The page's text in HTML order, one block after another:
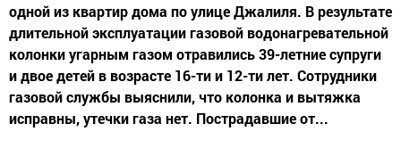
одной из квартир дома по улице Джалиля. В результате
длительной эксплуатации газовой водонагревательной
колонки угарным газом отравились 39-летние супруги
и двое детей в возрасте 16-ти и 12-ти лет. Сотрудники
газовой службы выяснили, что колонка и вытяжка
исправны, утечки газа нет. Пострадавшие от...